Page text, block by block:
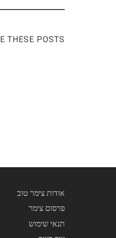
THESE POSTS
אודות צימר טוב
פרסום צימר
תנאי שימוש